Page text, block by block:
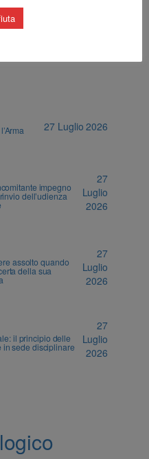
27 Luglio 2026
impegno
dell’udienza
27
Luglio
2026
assolto quando
della sua
27
Luglio
2026
il principio delle
in sede disciplinare
27
Luglio
2026